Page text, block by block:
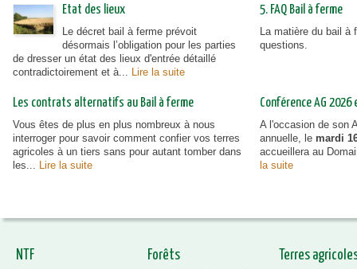
Etat des lieux
Le décret bail à ferme prévoit
désormais l’obligation pour les parties
de dresser un état des lieux d'entrée détaillé
contradictoirement et à... Lire la suite
5. FAQ Bail à ferme
La matière du bail à
questions.
Les contrats alternatifs au Bail à ferme
Vous êtes de plus en plus nombreux à nous
interroger pour savoir comment confier vos terres
agricoles à un tiers sans pour autant tomber dans
les... Lire la suite
Conférence AG
A l'occasion de son
annuelle, le mardi
accueillera au
la suite
NTF Forêts Terres